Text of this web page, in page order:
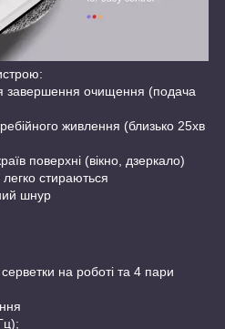
завершення очищення (подача
живлення (близько 25хв
поверхні (вікно, дзеркало)
стираються
шнур
на роботі та 4 пари